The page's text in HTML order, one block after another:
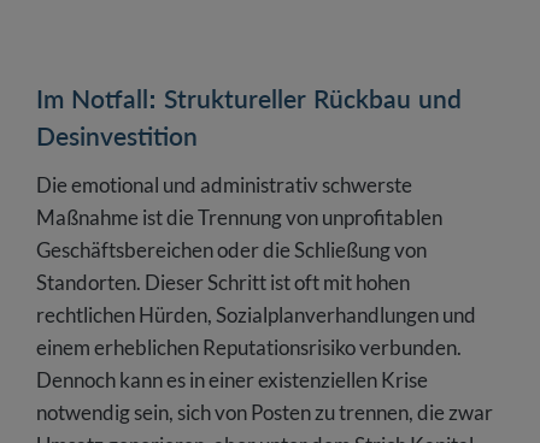
Im Notfall: Struktureller Rückbau und
Desinvestition
Die emotional und administrativ schwerste
Maßnahme ist die Trennung von unprofitablen
Geschäftsbereichen oder die Schließung von
Standorten. Dieser Schritt ist oft mit hohen
rechtlichen Hürden, Sozialplanverhandlungen und
einem erheblichen Reputationsrisiko verbunden.
Dennoch kann es in einer existenziellen Krise
notwendig sein, sich von Posten zu trennen, die zwar